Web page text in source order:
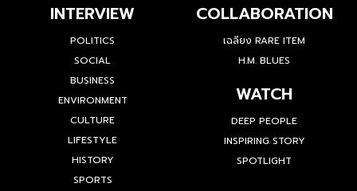
INTERVIEW
POLITICS
SOCIAL
BUSINESS
ENVIRONMENT
CULTURE
LIFESTYLE
HISTORY
SPORTS
COLLABORATION
เฉลียง RARE ITEM
H.M. BLUES
WATCH
DEEP PEOPLE
INSPIRING STORY
SPOTLIGHT